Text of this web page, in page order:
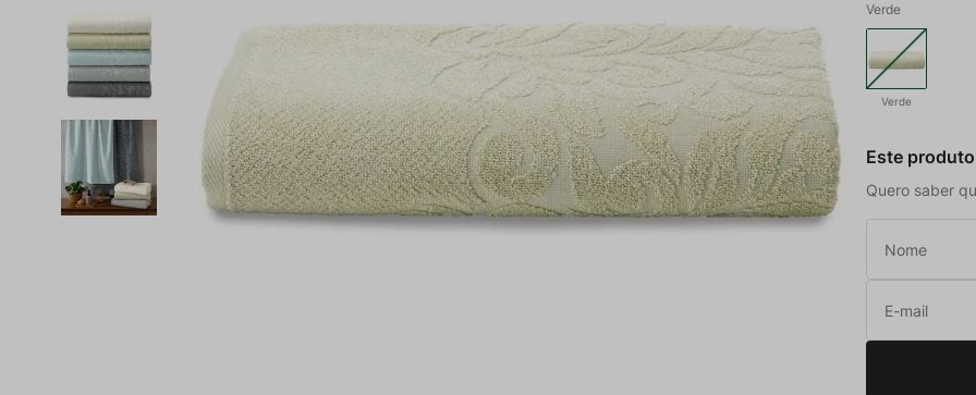
Verde
Verde
Este
Quero saber